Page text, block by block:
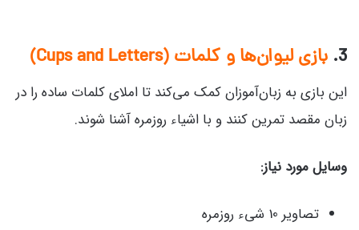
3. بازی لیوان‌ها و کلمات (Cups and Letters)
این بازی به زبان‌آموزان کمک می‌کند تا املای کلمات ساده را در
زبان مقصد تمرین کنند و با اشیاء روزمره آشنا شوند.
وسایل مورد نیاز:
تصاویر 10 شیء روزمره